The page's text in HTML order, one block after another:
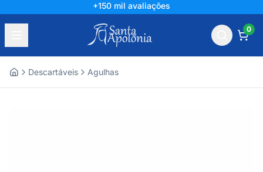
+150 mil avaliações
0
Descartáveis Agulhas